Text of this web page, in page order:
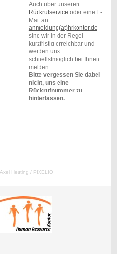
Auch über unseren
Rückrufservice oder eine E-
Mail an
anmeldung(at)hrkontor.de
sind wir in der Regel
kurzfristig erreichbar und
werden uns
schnellstmöglich bei Ihnen
melden.
Bitte vergessen Sie dabei
nicht, uns eine
Rückrufnummer zu
hinterlassen.
Axel Heuting / PIXELIO